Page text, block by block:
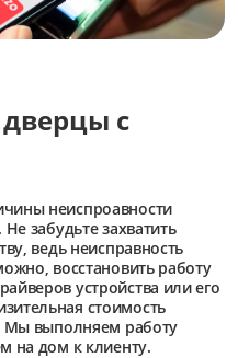
с
неиспроавности
забудьте захватить
ведь неисправность
восстановить работу
устройства или его
стоимость
Мы выполняем работу
на дом к клиенту.